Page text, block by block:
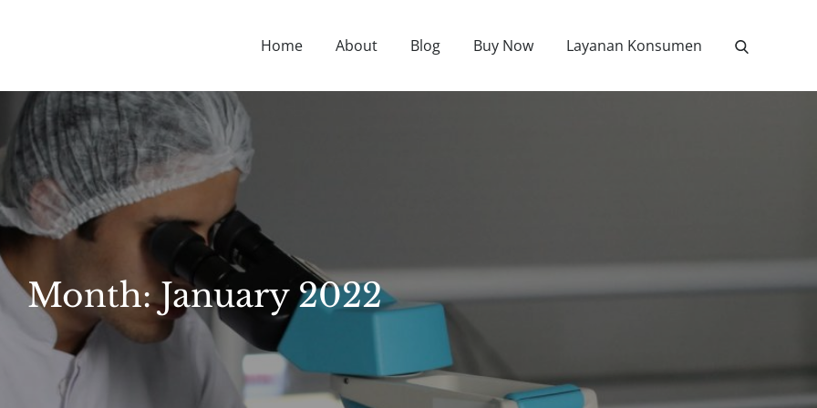
NUTRITION TIPS, HEALTH NEWS, AND MORE.
Home About Blog Buy Now Layanan Konsumen
Month:January 2022